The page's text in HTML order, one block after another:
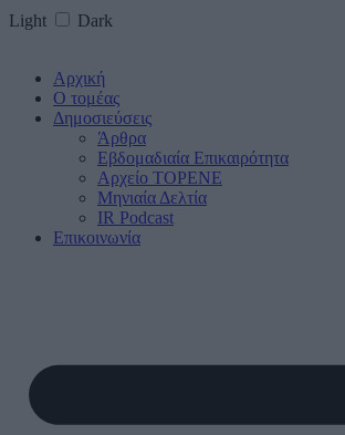
Light Dark
Αρχική
Ο τομέας
Δημοσιεύσεις
Άρθρα
Εβδομαδιαία Επικαιρότητα
Αρχείο ΤΟΡΕΝΕ
Μηνιαία Δελτία
IR Podcast
Επικοινωνία